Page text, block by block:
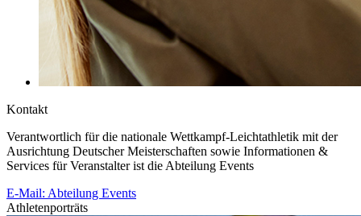
Kontakt
Verantwortlich für die nationale Wettkampf-Leichtathletik mit der
Ausrichtung Deutscher Meisterschaften sowie Informationen &
Services für Veranstalter ist die Abteilung Events
E-Mail: Abteilung Events
Athletenporträts